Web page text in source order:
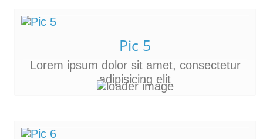
Pic 5
Lorem ipsum dolor sit amet, consectetur
adipisicing elit